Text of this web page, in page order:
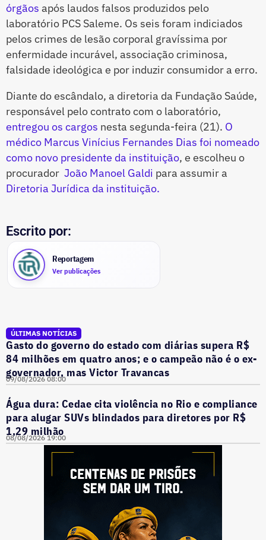
órgãos após laudos falsos produzidos pelo
laboratório PCS Saleme. Os seis foram indiciados
pelos crimes de lesão corporal gravíssima por
enfermidade incurável, associação criminosa,
falsidade ideológica e por induzir consumidor a erro.
Diante do escândalo, a diretoria da Fundação Saúde,
responsável pelo contrato com o laboratório,
entregou os cargos nesta segunda-feira (21). O
médico Marcus Vinícius Fernandes Dias foi nomeado
como novo presidente da instituição, e escolheu o
procurador João Manoel Galdi para assumir a
Diretoria Jurídica da instituição.
Escrito por:
Reportagem
Ver publicações
ÚLTIMAS NOTÍCIAS
Gasto do governo do estado com diárias supera R$
84 milhões em quatro anos; e o campeão não é o ex-
governador, mas Victor Travancas
09/08/2026 08:00
Água dura: Cedae cita violência no Rio e compliance
para alugar SUVs blindados para diretores por R$
1,29 milhão
08/08/2026 19:00